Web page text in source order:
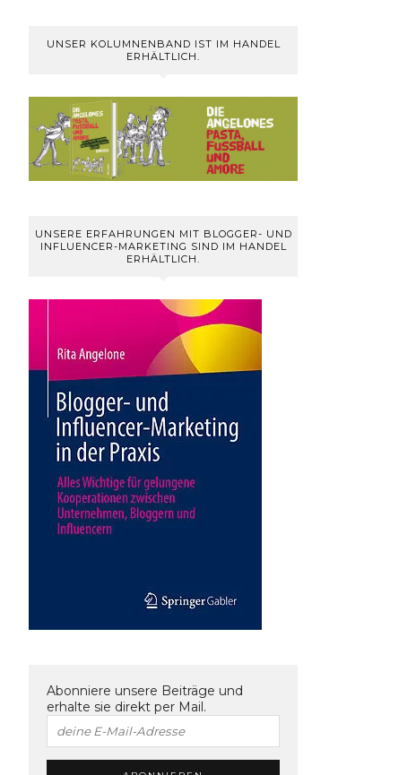
UNSER KOLUMNENBAND IST IM HANDEL
ERHÄLTLICH.
UNSERE ERFAHRUNGEN MIT BLOGGER- UND
INFLUENCER-MARKETING SIND IM HANDEL
ERHÄLTLICH.
Abonniere unsere Beiträge und
erhalte sie direkt per Mail.